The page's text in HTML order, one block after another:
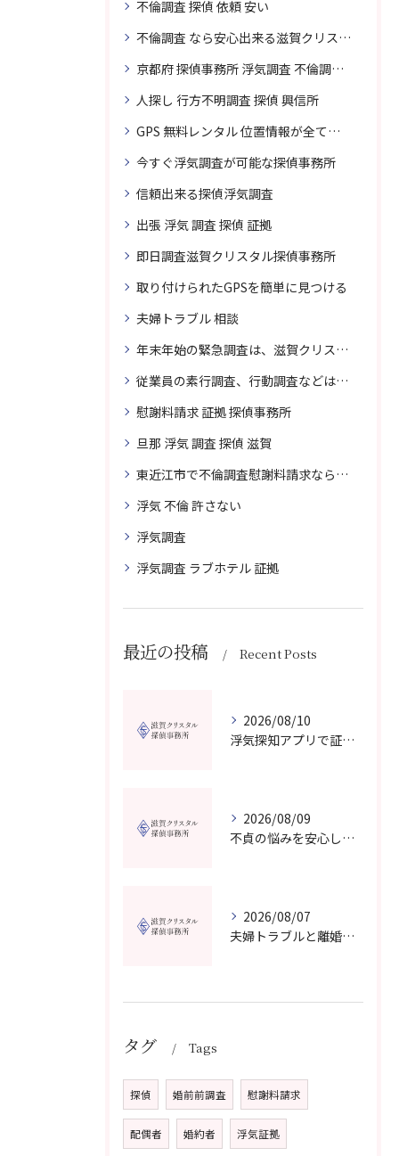
不倫調査 探偵 依頼 安い
不倫調査 なら安心出来る滋賀クリスタル探偵事務所へご依頼
京都府 探偵事務所 浮気調査 不倫調査 専門 無料相談
人探し 行方不明調査 探偵 興信所
GPS 無料レンタル 位置情報が全てわかります
今すぐ浮気調査が可能な探偵事務所
信頼出来る探偵浮気調査
出張 浮気 調査 探偵 証拠
即日調査滋賀クリスタル探偵事務所
取り付けられたGPSを簡単に見つける
夫婦トラブル 相談
年末年始の緊急調査は、滋賀クリスタル探偵事務所へご相談
従業員の素行調査、行動調査などは、滋賀クリスタル探偵事務所へまずは、ご相談
慰謝料請求 証拠 探偵事務所
旦那 浮気 調査 探偵 滋賀
東近江市で不倫調査慰謝料請求なら滋賀クリスタル探偵事務所へご相談
浮気 不倫 許さない
浮気調査
浮気調査 ラブホテル 証拠
最近の投稿 Recent Posts
2026/08/10
浮気探知アプリで証拠を集め相手に気づかれず真実を確認する実践ガイド
2026/08/09
不貞の悩みを安心して無料相談できる探偵事務所選び滋賀県の最新比較ガイド
2026/08/07
夫婦トラブルと離婚相談を滋賀県野洲市で費用や無料窓口の選び方まで詳しく解説
タグ Tags
探偵 婚前前調査 慰謝料請求
配偶者 婚約者 浮気証拠